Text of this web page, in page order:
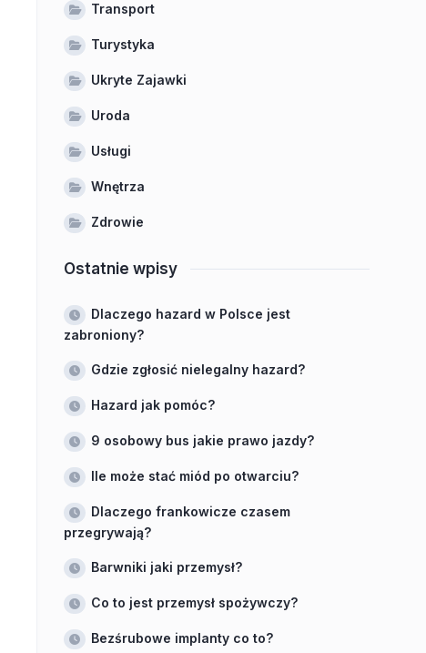
Transport
Turystyka
Ukryte Zajawki
Uroda
Usługi
Wnętrza
Zdrowie
Ostatnie wpisy
Dlaczego hazard w Polsce jest
zabroniony?
Gdzie zgłosić nielegalny hazard?
Hazard jak pomóc?
9 osobowy bus jakie prawo jazdy?
Ile może stać miód po otwarciu?
Dlaczego frankowicze czasem
przegrywają?
Barwniki jaki przemysł?
Co to jest przemysł spożywczy?
Bezśrubowe implanty co to?